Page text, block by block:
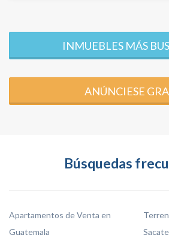
INMUEBLES MÁS
ANÚNCIESE
Búsquedas
Apartamentos de Venta en
Guatemala